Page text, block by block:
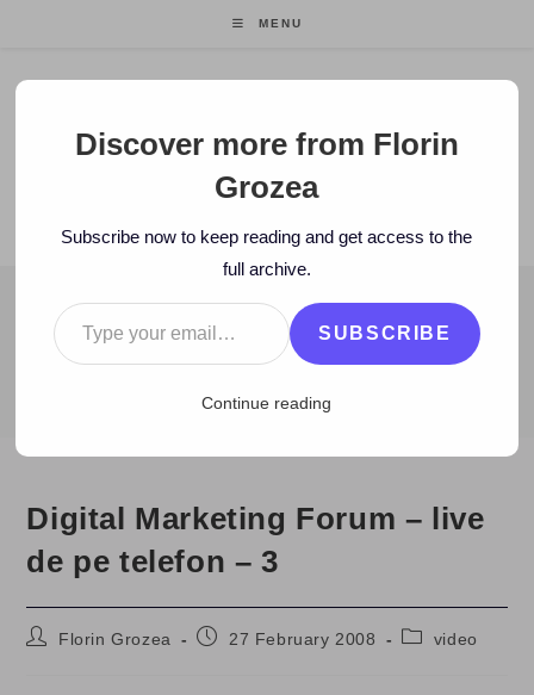
MENU
Florin Grozea
ENTREPRENEUR. FOUNDER/CEO MOCAPP.
BLOG
2008 > February > 27 > video Digital Marketing Forum – live
Digital Marketing Forum – live
de pe telefon – 3
PostFlorin Grozea
Post27 February 2008
Postvideo
Discover more from Florin
Grozea
Subscribe now to keep reading and get access to the
full archive.
Type your email…
SUBSCRIBE
Continue reading